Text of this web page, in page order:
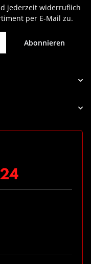
jederzeit widerruflich
per E-Mail zu.
Abonnieren